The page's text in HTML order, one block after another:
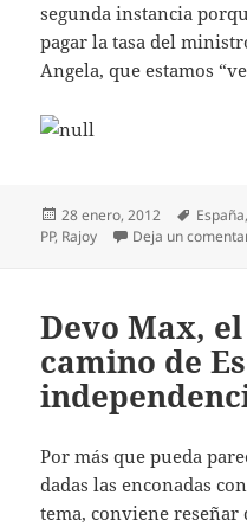
segunda instancia
pagar la tasa del
Angela, que estamos
Publicado
el
28 enero, 2012 España,
PP, Rajoy Deja un
Devo Max,
camino de
Por más que pueda
dadas las enconadas
tema, conviene reseñar